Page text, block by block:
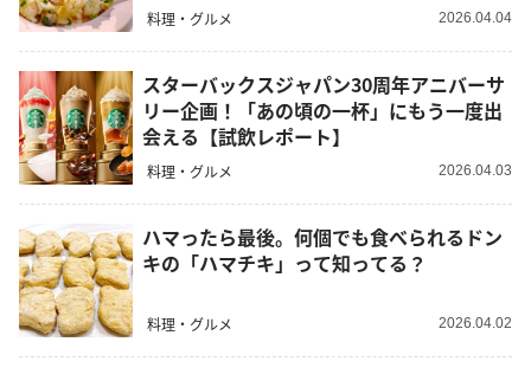
料理・グルメ 2026.04.04
スターバックスジャパン30周年アニバーサ
リー企画！「あの頃の一杯」にもう一度出
会える【試飲レポート】
料理・グルメ 2026.04.03
ハマったら最後。何個でも食べられるドン
キの「ハマチキ」って知ってる？
料理・グルメ 2026.04.02